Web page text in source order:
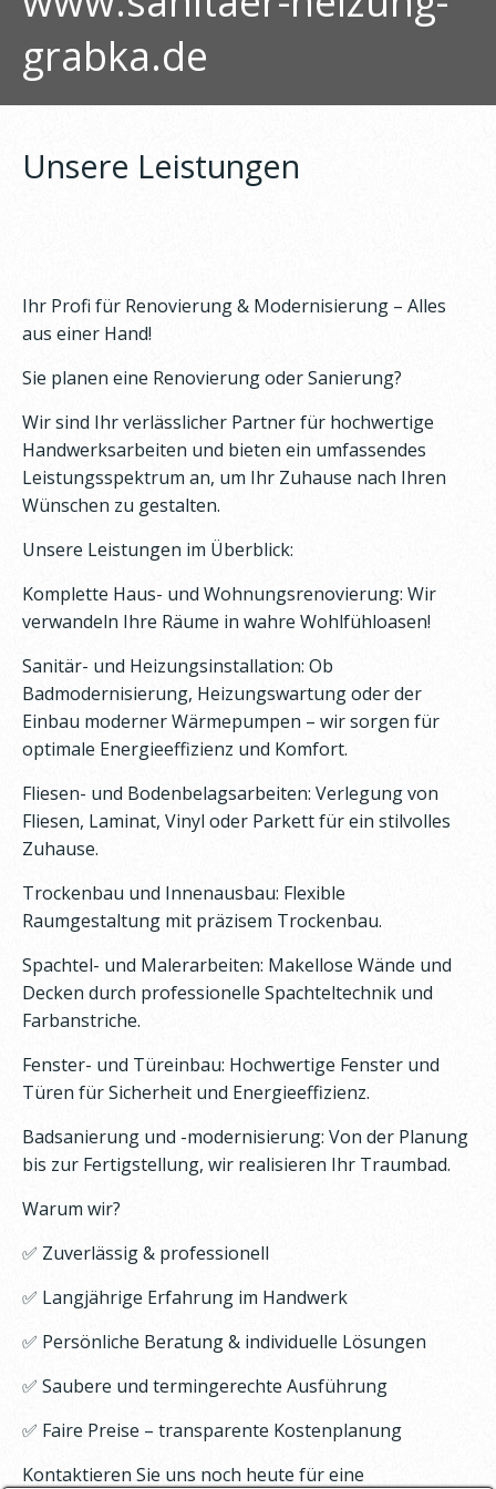
grabka.de
Unsere Leistungen
Ihr Profi für Renovierung & Modernisierung – Alles
aus einer Hand!
Sie planen eine Renovierung oder Sanierung?
Wir sind Ihr verlässlicher Partner für hochwertige
Handwerksarbeiten und bieten ein umfassendes
Leistungsspektrum an, um Ihr Zuhause nach Ihren
Wünschen zu gestalten.
Unsere Leistungen im Überblick:
Komplette Haus- und Wohnungsrenovierung: Wir
verwandeln Ihre Räume in wahre Wohlfühloasen!
Sanitär- und Heizungsinstallation: Ob
Badmodernisierung, Heizungswartung oder der
Einbau moderner Wärmepumpen – wir sorgen für
optimale Energieeffizienz und Komfort.
Fliesen- und Bodenbelagsarbeiten: Verlegung von
Fliesen, Laminat, Vinyl oder Parkett für ein stilvolles
Zuhause.
Trockenbau und Innenausbau: Flexible
Raumgestaltung mit präzisem Trockenbau.
Spachtel- und Malerarbeiten: Makellose Wände und
Decken durch professionelle Spachteltechnik und
Farbanstriche.
Fenster- und Türeinbau: Hochwertige Fenster und
Türen für Sicherheit und Energieeffizienz.
Badsanierung und -modernisierung: Von der Planung
bis zur Fertigstellung, wir realisieren Ihr Traumbad.
Warum wir?
✅ Zuverlässig & professionell
✅ Langjährige Erfahrung im Handwerk
✅ Persönliche Beratung & individuelle Lösungen
✅ Saubere und termingerechte Ausführung
✅ Faire Preise – transparente Kostenplanung
Kontaktieren Sie uns noch heute für eine